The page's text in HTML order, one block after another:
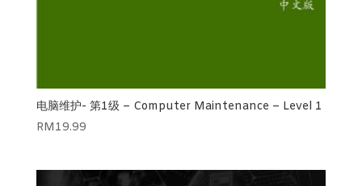
电脑维护- 第1级 – Computer Maintenance – Level 1
RM19.99